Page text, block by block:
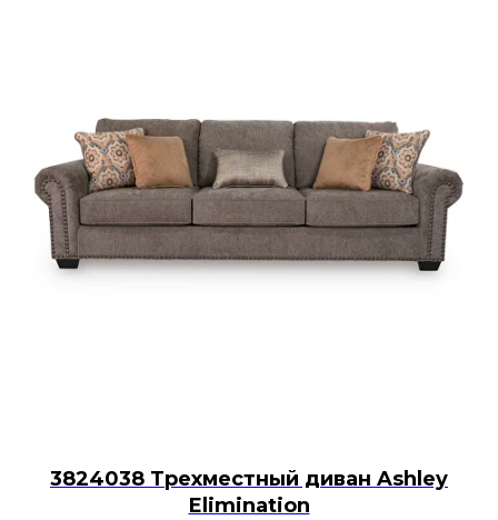
3824038 Трехместный диван Ashley
Elimination